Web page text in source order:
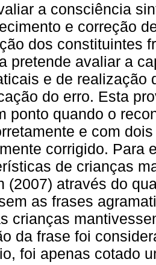
a consciência
e correção
dos constituintes
pretende avaliar a
e de realização
do erro. Esta
ponto quando o
e com
corrigido. Para
de crianças
(2007) através do
as frases
crianças
da frase foi
foi apenas cotado